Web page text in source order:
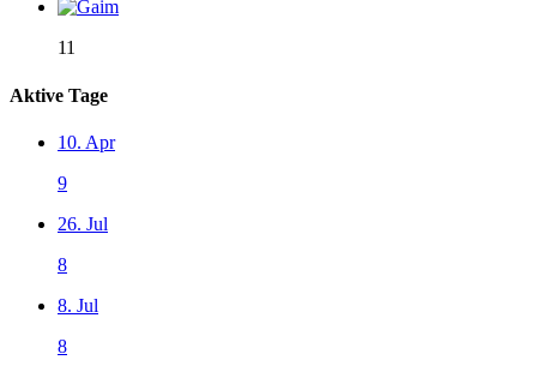
11
Aktive Tage
10. Apr
9
26. Jul
8
8. Jul
8